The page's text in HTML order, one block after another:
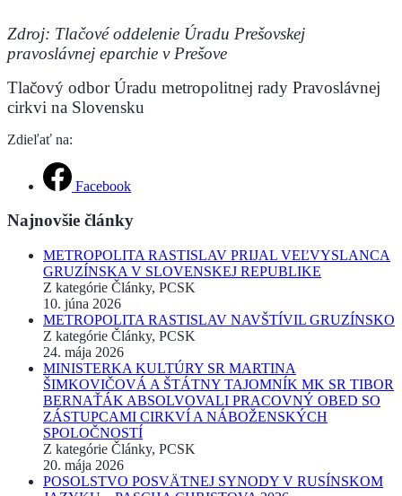
Zdroj: Tlačové oddelenie Úradu Prešovskej
pravoslávnej eparchie v Prešove
Tlačový odbor Úradu metropolitnej rady Pravoslávnej
cirkvi na Slovensku
Zdieľať na:
Facebook
Najnovšie články
METROPOLITA RASTISLAV PRIJAL VEĽVYSLANCA
GRUZÍNSKA V SLOVENSKEJ REPUBLIKE
Z kategórie Články, PCSK
10. júna 2026
METROPOLITA RASTISLAV NAVŠTÍVIL GRUZÍNSKO
Z kategórie Články, PCSK
24. mája 2026
MINISTERKA KULTÚRY SR MARTINA
ŠIMKOVIČOVÁ A ŠTÁTNY TAJOMNÍK MK SR TIBOR
BERNAŤÁK ABSOLVOVALI PRACOVNÝ OBED SO
ZÁSTUPCAMI CIRKVÍ A NÁBOŽENSKÝCH
SPOLOČNOSTÍ
Z kategórie Články, PCSK
20. mája 2026
POSOLSTVO POSVÄTNEJ SYNODY V RUSÍNSKOM